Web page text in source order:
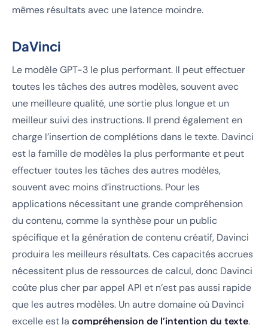
mêmes résultats avec une latence moindre.
DaVinci
Le modèle GPT-3 le plus performant. Il peut effectuer
toutes les tâches des autres modèles, souvent avec
une meilleure qualité, une sortie plus longue et un
meilleur suivi des instructions. Il prend également en
charge l’insertion de complétions dans le texte. Davinci
est la famille de modèles la plus performante et peut
effectuer toutes les tâches des autres modèles,
souvent avec moins d’instructions. Pour les
applications nécessitant une grande compréhension
du contenu, comme la synthèse pour un public
spécifique et la génération de contenu créatif, Davinci
produira les meilleurs résultats. Ces capacités accrues
nécessitent plus de ressources de calcul, donc Davinci
coûte plus cher par appel API et n’est pas aussi rapide
que les autres modèles. Un autre domaine où Davinci
excelle est la compréhension de l’intention du texte.